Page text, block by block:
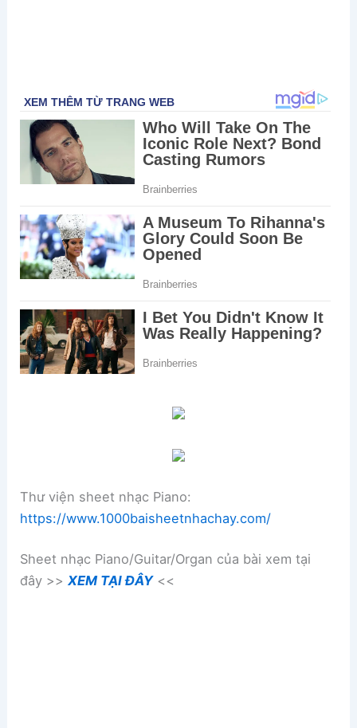
Thư viện sheet nhạc Piano:
https://www.1000baisheetnhachay.com/
Sheet nhạc Piano/Guitar/Organ của bài xem tại
đây >>XEM TẠI ĐÂY<<